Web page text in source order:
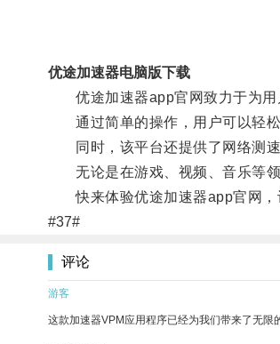
优途加速器电脑版下载
优途加速器app官网致力于为用
通过简单的操作，用户可以轻松
同时，该平台还提供了网络测速
无论是在游戏、视频、音乐等领
快来体验优途加速器app官网，
#37#
评论
游客
这款加速器VPM应用程序已经为我们带来了无限